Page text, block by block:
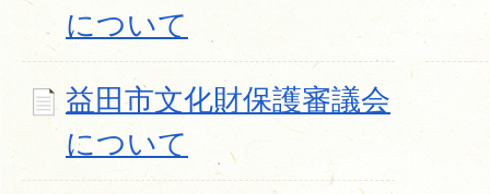
について
益田市文化財保護審議会
について